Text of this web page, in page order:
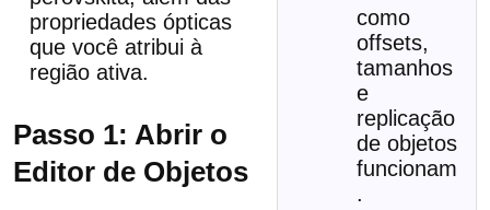
como
offsets,
tamanhos
e
replicação
de objetos
funcionam
.
propriedades ópticas
que você atribui à
região ativa.
Passo 1: Abrir o
Editor de Objetos